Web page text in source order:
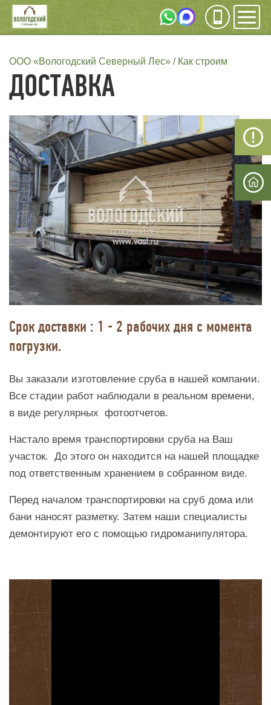
Инфо
СТРОКА
НАВИГАЦИИ
ООО «Вологодский Северный Лес» Как строим
ДОСТАВКА
Срок доставки : 1 - 2 рабочих дня с момента
погрузки.
Вы заказали изготовление сруба в нашей компании.
Все стадии работ наблюдали в реальном времени,
в виде регулярных фотоотчетов.
Настало время транспортировки сруба на Ваш
участок. До этого он находится на нашей площадке
под ответственным хранением в собранном виде.
Перед началом транспортировки на сруб дома или
бани наносят разметку. Затем наши специалисты
демонтируют его с помощью гидроманипулятора.